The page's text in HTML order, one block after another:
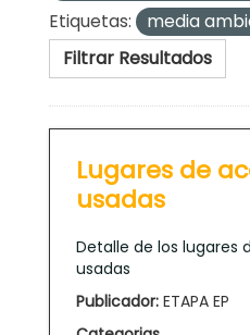
Etiquetas:
media
Filtrar Resultados
Lugares de
usadas
Detalle de los lugares
usadas
Publicador: ETAPA EP